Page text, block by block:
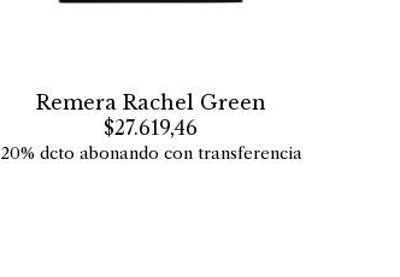
Remera Rachel Green
$27.619,46
20% dcto abonando con transferencia